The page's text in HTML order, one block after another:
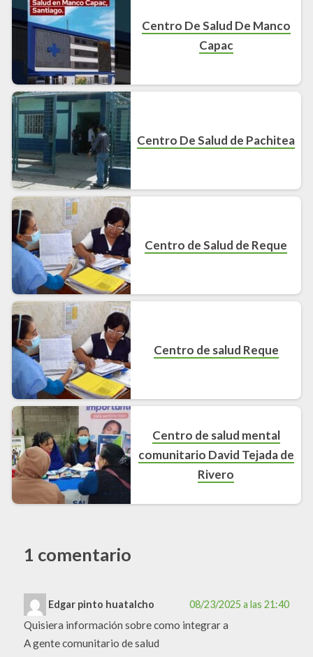
Centro De Salud De Manco
Capac
Centro De Salud de Pachitea
Centro de Salud de Reque
Centro de salud Reque
Centro de salud mental
comunitario David Tejada de
Rivero
1 comentario
Edgar pinto huatalcho 08/23/2025 a las 21:40
Quisiera información sobre como integrar a
A gente comunitario de salud